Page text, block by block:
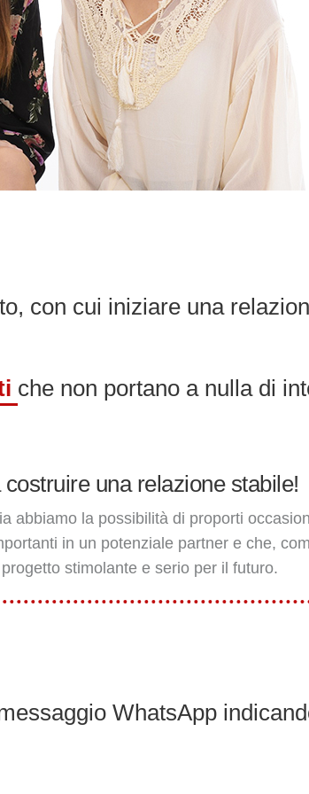
con cui iniziare una
che non portano a nulla di
una relazione stabile!
abbiamo la possibilità di proporti
in un potenziale partner e che,
stimolante e serio per il futuro.
WhatsApp